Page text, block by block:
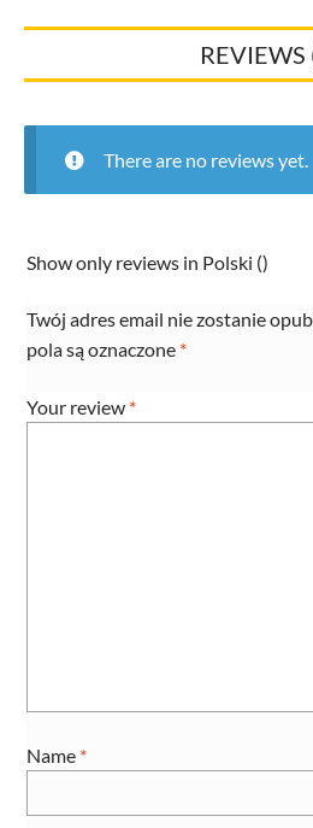
40mm/
Opakowanie
quantity
REVIEWS
There are no reviews yet.
Show only reviews in Polski ()
Twój adres email nie zostanie
pola są oznaczone *
Your review *
Name *